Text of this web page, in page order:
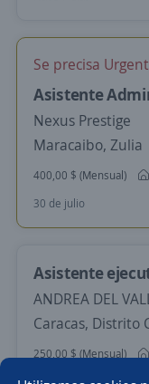
Se precisa
Asistente
Nexus Prestige
Maracaibo, Zulia
400,00 $ (Mensual)
30 de julio
Asistente
ANDREA DEL
Caracas, Distrito
250,00 $ (Mensual)